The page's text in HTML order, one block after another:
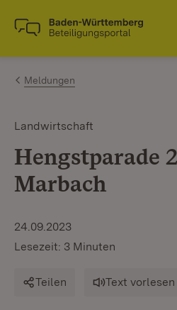
Zum Inhalt springen
Link zur Startseite
Meldungen
Landwirtschaft
Hengstparade
Marbach
24.09.2023
Lesezeit: 3 Minuten
Teilen Text vorlesen